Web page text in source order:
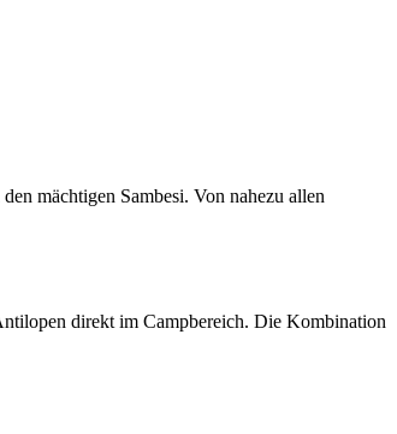
mächtigen Sambesi. Von nahezu allen
direkt im Campbereich. Die Kombination